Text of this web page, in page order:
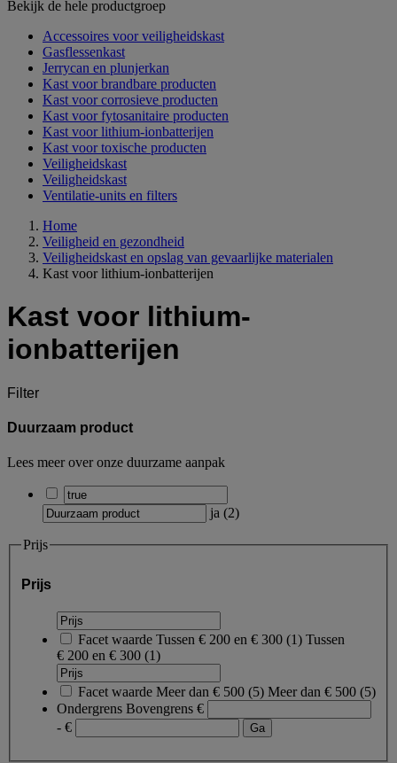
Bekijk de hele productgroep
Accessoires voor veiligheidskast
Gasflessenkast
Jerrycan en plunjerkan
Kast voor brandbare producten
Kast voor corrosieve producten
Kast voor fytosanitaire producten
Kast voor lithium-ionbatterijen
Kast voor toxische producten
Veiligheidskast
Veiligheidskast
Ventilatie-units en filters
Home
Veiligheid en gezondheid
Veiligheidskast en opslag van gevaarlijke materialen
Kast voor lithium-ionbatterijen
Kast voor lithium-
ionbatterijen
Filter
Duurzaam product
Lees meer over onze duurzame aanpak
ja (2)
Prijs
Prijs
Facet waarde Tussen € 200 en € 300 (1) Tussen
€ 200 en € 300 (1)
Facet waarde Meer dan € 500 (5) Meer dan € 500 (5)
Ondergrens Bovengrens €
- €